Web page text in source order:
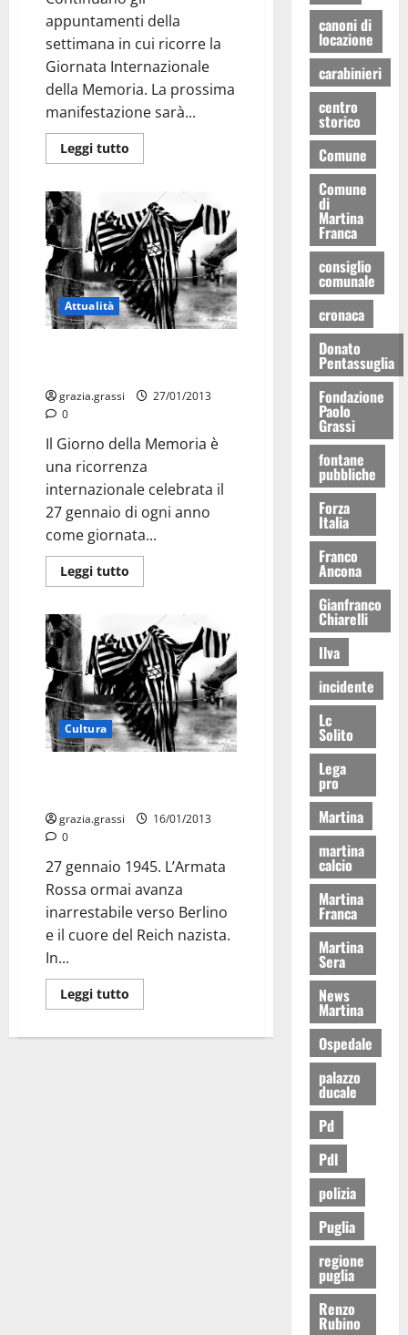
appuntamenti della
settimana in cui ricorre la
Giornata Internazionale
della Memoria. La prossima
manifestazione sarà...
Leggi tutto
Attualità
grazia.grassi
27/01/2013
0
Il Giorno della Memoria è
una ricorrenza
internazionale celebrata il
27 gennaio di ogni anno
come giornata...
Leggi tutto
Cultura
grazia.grassi
16/01/2013
0
27 gennaio 1945. L’Armata
Rossa ormai avanza
inarrestabile verso Berlino
e il cuore del Reich nazista.
In...
Leggi tutto
canoni di
locazione
carabinieri
centro
storico
Comune
Comune
di
Martina
Franca
consiglio
comunale
cronaca
Donato
Pentassuglia
Fondazione
Paolo
Grassi
fontane
pubbliche
Forza
Italia
Franco
Ancona
Gianfranco
Chiarelli
Ilva
incidente
Lc
Solito
Lega
pro
Martina
martina
calcio
Martina
Franca
Martina
Sera
News
Martina
Ospedale
palazzo
ducale
Pd
Pdl
polizia
Puglia
regione
puglia
Renzo
Rubino